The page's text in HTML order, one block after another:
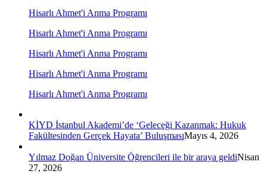
Hisarlı Ahmet'i Anma Programı
Hisarlı Ahmet'i Anma Programı
Hisarlı Ahmet'i Anma Programı
Hisarlı Ahmet'i Anma Programı
Hisarlı Ahmet'i Anma Programı
KİYD İstanbul Akademi’de ‘Geleceği Kazanmak: Hukuk
Fakültesinden Gerçek Hayata’ BuluşmasıMayıs 4, 2026
Yılmaz Doğan Üniversite Öğrencileri ile bir araya geldiNisan
27, 2026